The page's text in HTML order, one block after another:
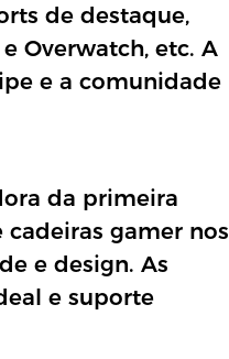
de destaque,
Overwatch, etc. A
e a comunidade
da primeira
gamer nos
e design. As
e suporte